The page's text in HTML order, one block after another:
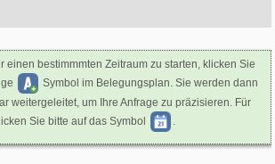
einen bestimmmten Zeitraum zu starten, klicken Sie
Symbol im Belegungsplan. Sie werden dann
weitergeleitet, um Ihre Anfrage zu präzisieren. Für
Sie bitte auf das Symbol